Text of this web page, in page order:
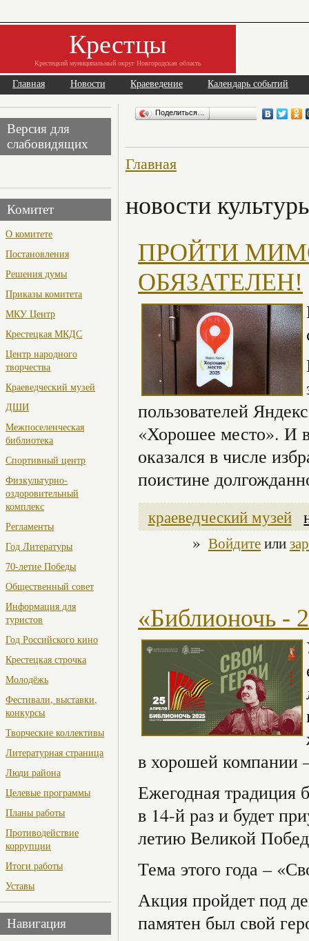
Крестцы
Крестецкий муниципальный округ Новгородская область
Главная Новости Краеведение Календарь событий
Версия для
слабовидящих
Комитет
О комитете
Постановления
Решения думы
Приказы комитета
МКУ Центр
Крестецкая МКДС
Центр народного
творчества
Краеведческий музей
ДШИ
Межпоселенческая
библиотека
Спортивный центр
Физкультурно-
оздоровительный
комплекс
Регламенты
Год Литературы
70-летие Победы
Общественный совет
Информация для
туристов
Год Российского кино
Крестецкая строчка
Молодёжь
Фестивали, выставки,
конкурсы
Творческие коллективы
Литературная страница
Люди района
Целевые программы
Планы работы
Противодействие
коррупции
Итоги работы
Уставы
Навигация
Поделиться…
Главная
новости
ПРОЙТИ
ОБЯЗАТЕЛЕН!
пользователей
«Хорошее место». И
оказался в числе
поистине
краеведческий музей
» Войдитеили
«Библионочь -
в хорошей компании
Ежегодная традиция
в 14-й раз и будет
летию Великой
Тема этого года –
Акция пройдет под
памятен был свой